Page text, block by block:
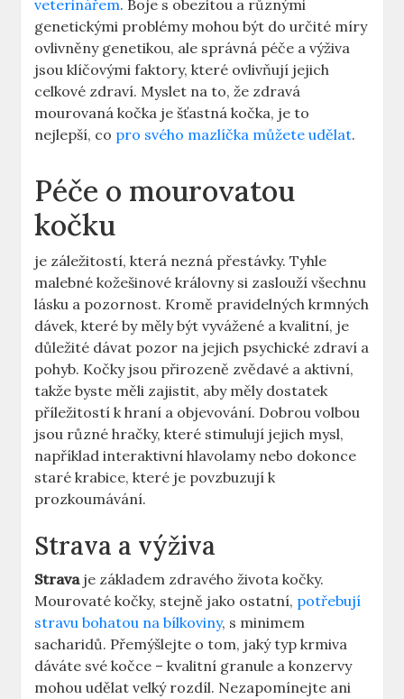
veterinářem. Boje s obezitou a různými
genetickými problémy mohou být do určité míry
ovlivněny genetikou, ale správná péče a výživa
jsou klíčovými faktory, které ovlivňují jejich
celkové zdraví. Myslet na to, že zdravá
mourovaná kočka je šťastná kočka, je to
nejlepší, co pro svého mazlíčka můžete udělat.
Péče o mourovatou
kočku
je záležitostí, která nezná přestávky. Tyhle
malebné kožešinové královny si zaslouží všechnu
lásku a pozornost. Kromě pravidelných krmných
dávek, které by měly být vyvážené a kvalitní, je
důležité dávat pozor na jejich psychické zdraví a
pohyb. Kočky jsou přirozeně zvědavé a aktivní,
takže byste měli zajistit, aby měly dostatek
příležitostí k hraní a objevování. Dobrou volbou
jsou různé hračky, které stimulují jejich mysl,
například interaktivní hlavolamy nebo dokonce
staré krabice, které je povzbuzují k
prozkoumávání.
Strava a výživa
Stravaje základem zdravého života kočky.
Mourovaté kočky, stejně jako ostatní, potřebují
stravu bohatou na bílkoviny, s minimem
sacharidů. Přemýšlejte o tom, jaký typ krmiva
dáváte své kočce – kvalitní granule a konzervy
mohou udělat velký rozdíl. Nezapomínejte ani